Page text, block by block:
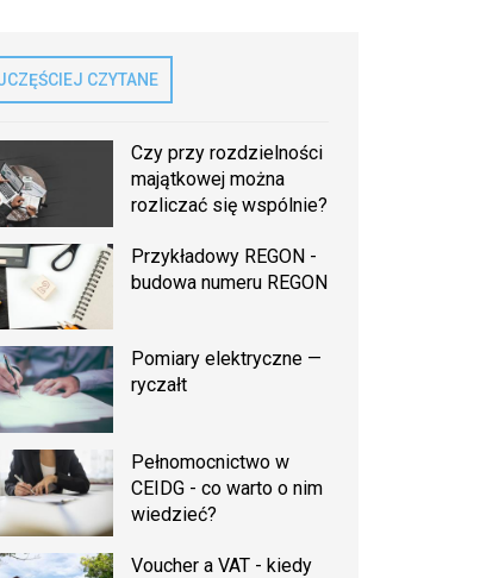
CZYTANE
Czy przy rozdzielności
majątkowej można
rozliczać się wspólnie?
Przykładowy REGON -
budowa numeru REGON
Pomiary elektryczne —
ryczałt
Pełnomocnictwo w
CEIDG - co warto o nim
wiedzieć?
Voucher a VAT - kiedy